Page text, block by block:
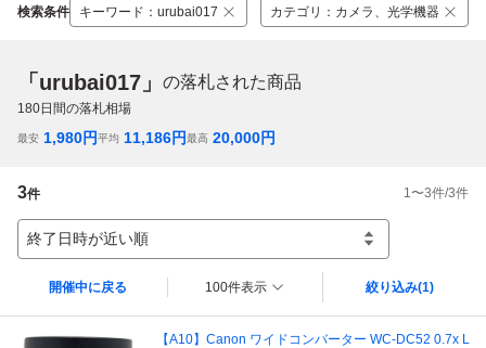
検索条件 キーワード ： urubai017 カテゴリ ： カメラ、光学機器
「urubai017」 の落札された商品
180日間の落札相場
最安 1,980円平均 11,186円最高 20,000円
3件 1 〜3件/3件
終了日時が近い順
開催中に戻る 100件表示 絞り込み(1)
【A10】Canon ワイドコンバーター WC-DC52 0.7x L